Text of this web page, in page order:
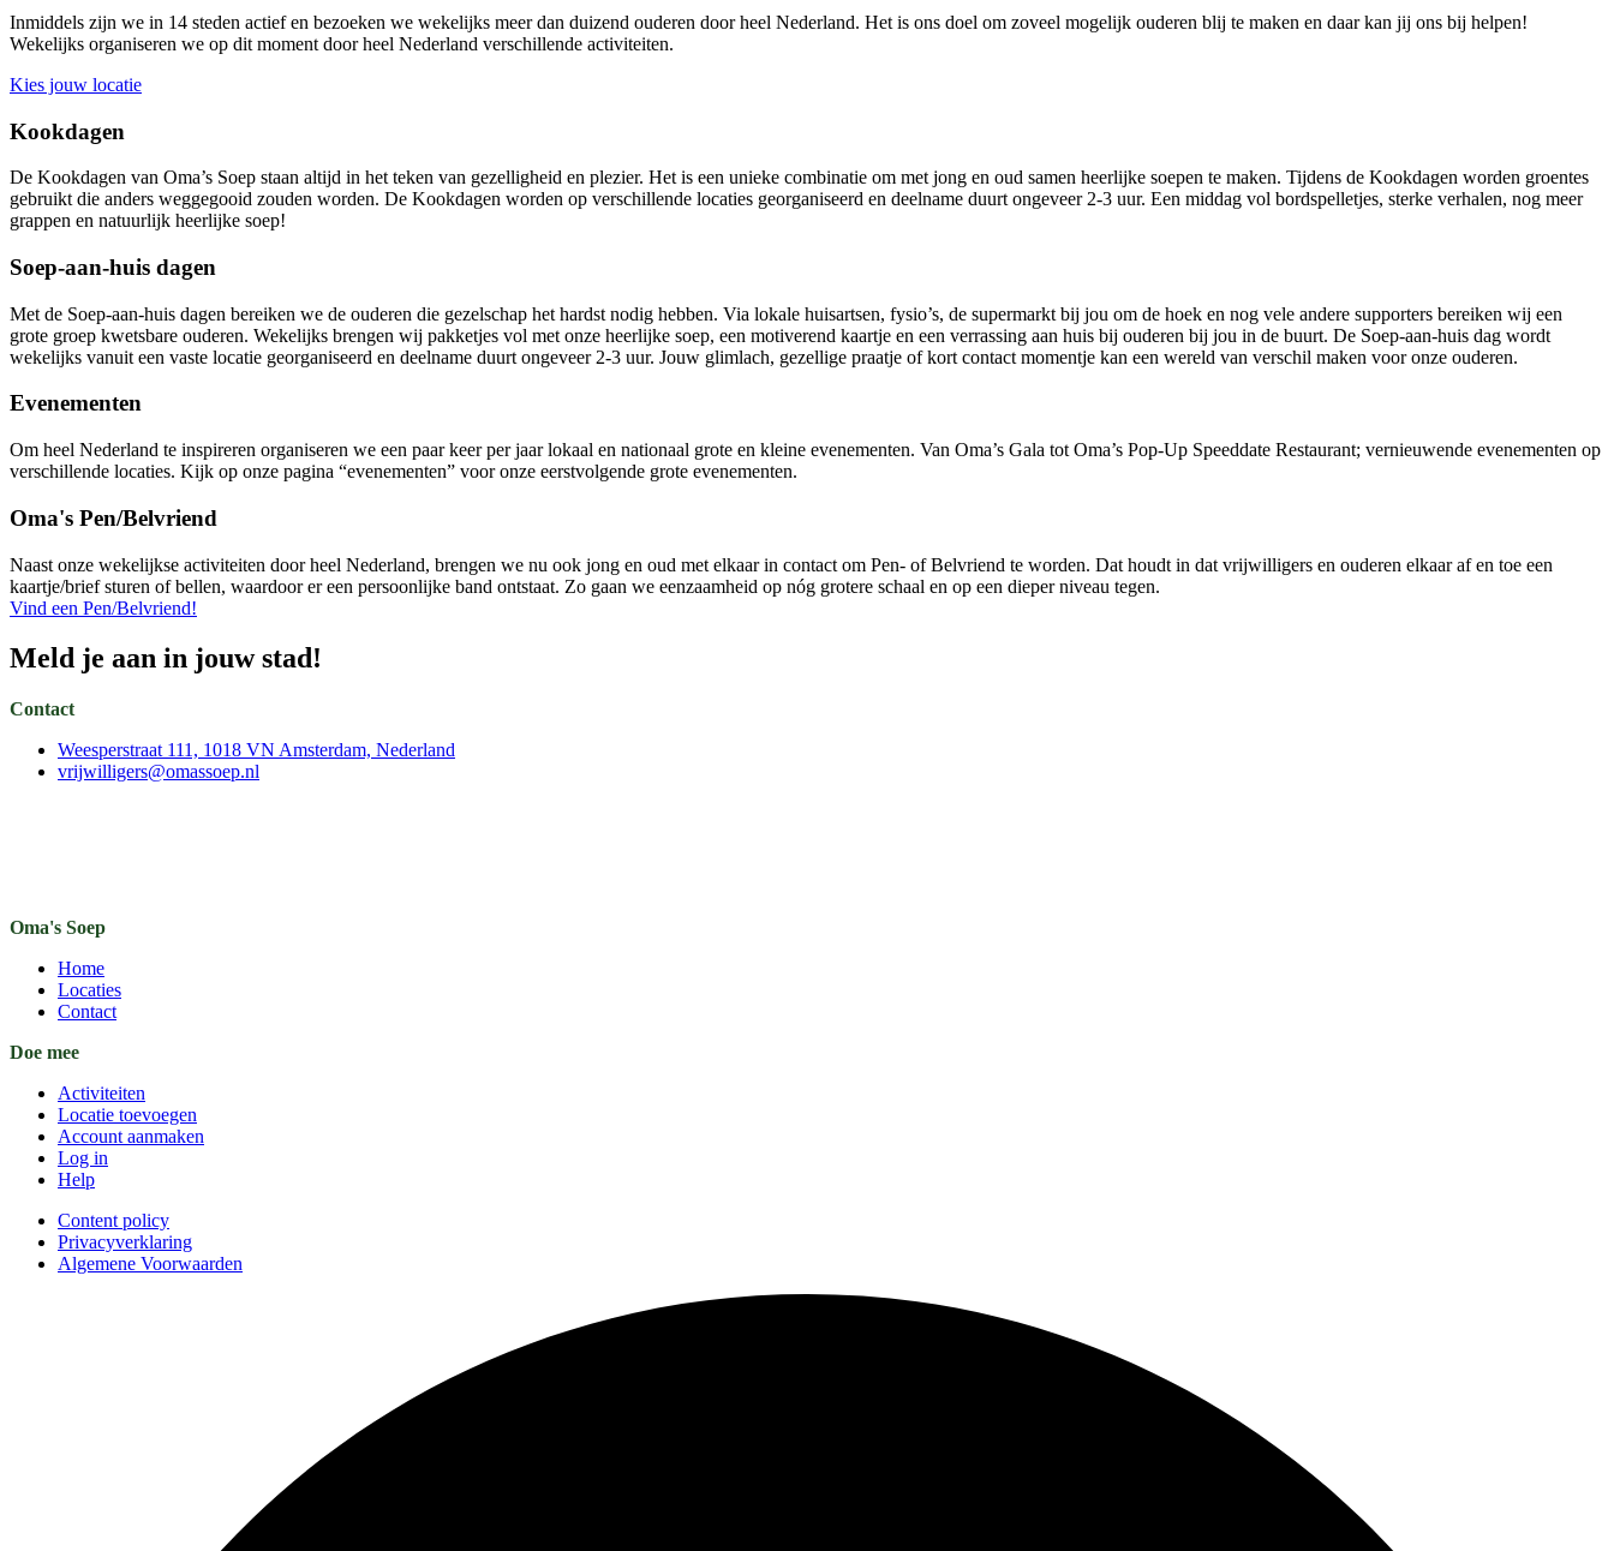
Inmiddels zijn we in 14 steden actief en bezoeken we wekelijks meer dan duizend ouderen door heel Nederland. Het is ons doel om zoveel mogelijk ouderen blij te maken en daar kan jij ons bij helpen!
Wekelijks organiseren we op dit moment door heel Nederland verschillende activiteiten.
Kies jouw locatie
Kookdagen
De Kookdagen van Oma’s Soep staan altijd in het teken van gezelligheid en plezier. Het is een unieke combinatie om met jong en oud samen heerlijke soepen te maken. Tijdens de Kookdagen worden groentes
gebruikt die anders weggegooid zouden worden. De Kookdagen worden op verschillende locaties georganiseerd en deelname duurt ongeveer 2-3 uur. Een middag vol bordspelletjes, sterke verhalen, nog meer
grappen en natuurlijk heerlijke soep!
Soep-aan-huis dagen
Met de Soep-aan-huis dagen bereiken we de ouderen die gezelschap het hardst nodig hebben. Via lokale huisartsen, fysio’s, de supermarkt bij jou om de hoek en nog vele andere supporters bereiken wij een
grote groep kwetsbare ouderen. Wekelijks brengen wij pakketjes vol met onze heerlijke soep, een motiverend kaartje en een verrassing aan huis bij ouderen bij jou in de buurt. De Soep-aan-huis dag wordt
wekelijks vanuit een vaste locatie georganiseerd en deelname duurt ongeveer 2-3 uur. Jouw glimlach, gezellige praatje of kort contact momentje kan een wereld van verschil maken voor onze ouderen.
Evenementen
Om heel Nederland te inspireren organiseren we een paar keer per jaar lokaal en nationaal grote en kleine evenementen. Van Oma’s Gala tot Oma’s Pop-Up Speeddate Restaurant; vernieuwende evenementen op
verschillende locaties. Kijk op onze pagina “evenementen” voor onze eerstvolgende grote evenementen.
Oma's Pen/Belvriend
Naast onze wekelijkse activiteiten door heel Nederland, brengen we nu ook jong en oud met elkaar in contact om Pen- of Belvriend te worden. Dat houdt in dat vrijwilligers en ouderen elkaar af en toe een
kaartje/brief sturen of bellen, waardoor er een persoonlijke band ontstaat. Zo gaan we eenzaamheid op nóg grotere schaal en op een dieper niveau tegen.
Vind een Pen/Belvriend!
Meld je aan in jouw stad!
Contact
Weesperstraat 111, 1018 VN Amsterdam, Nederland
vrijwilligers@omassoep.nl
Oma's Soep
Home
Locaties
Contact
Doe mee
Activiteiten
Locatie toevoegen
Account aanmaken
Log in
Help
Content policy
Privacyverklaring
Algemene Voorwaarden